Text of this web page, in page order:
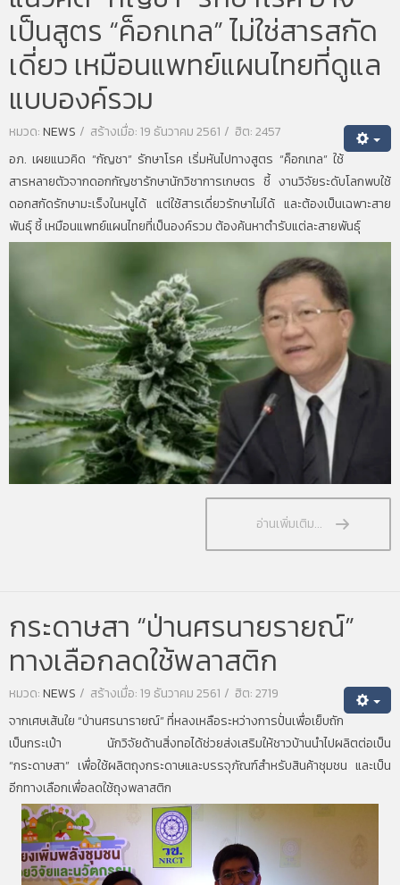
เป็นสูตร “ค็อกเทล” ไม่ใช่สารสกัด
เดี่ยว เหมือนแพทย์แผนไทยที่ดูแล
แบบองค์รวม
หมวด:NEWS สร้างเมื่อ: 19 ธันวาคม 2561
ฮิต: 2457
อภ. เผยแนวคิด “กัญชา” รักษาโรค เริ่มหันไปทางสูตร “ค็อกเทล” ใช้
สารหลายตัวจากดอกกัญชารักษานักวิชาการเกษตร ชี้ งานวิจัยระดับโลกพบใช้
ดอกสกัดรักษามะเร็งในหนูได้ แต่ใช้สารเดี่ยวรักษาไม่ได้ และต้องเป็นเฉพาะสาย
พันธุ์ ชี้ เหมือนแพทย์แผนไทยที่เป็นองค์รวม ต้องค้นหาตำรับแต่ละสายพันธุ์
อ่านเพิ่มเติม...
กระดาษสา “ป่านศรนายรายณ์”
ทางเลือกลดใช้พลาสติก
หมวด:NEWS สร้างเมื่อ: 19 ธันวาคม 2561
ฮิต: 2719
จากเศษเส้นใย “ป่านศรนารายณ์” ที่หลงเหลือระหว่างการปั่นเพื่อเย็บถัก
เป็นกระเป๋า นักวิจัยด้านสิ่งทอได้ช่วยส่งเสริมให้ชาวบ้านนำไปผลิตต่อเป็น
“กระดาษสา” เพื่อใช้ผลิตถุงกระดาษและบรรจุภัณฑ์สำหรับสินค้าชุมชน และเป็น
อีกทางเลือกเพื่อลดใช้ถุงพลาสติก